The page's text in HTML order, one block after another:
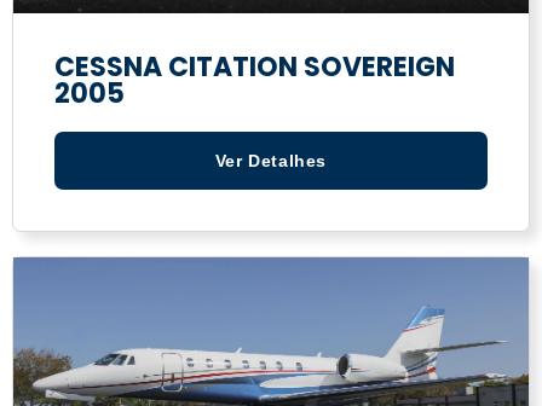
CESSNA CITATION SOVEREIGN
2005
Ver Detalhes